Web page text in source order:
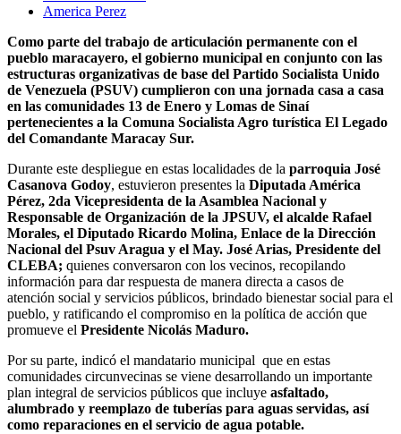
America Perez
Como parte del trabajo de articulación permanente con el
pueblo maracayero, el gobierno municipal en conjunto con las
estructuras organizativas de base del Partido Socialista Unido
de Venezuela (PSUV) cumplieron con una jornada casa a casa
en las comunidades 13 de Enero y Lomas de Sinaí
pertenecientes a la Comuna Socialista Agro turística El Legado
del Comandante Maracay Sur.
Durante este despliegue en estas localidades de la parroquia José
Casanova Godoy, estuvieron presentes la Diputada América
Pérez, 2da Vicepresidenta de la Asamblea Nacional y
Responsable de Organización de la JPSUV, el alcalde Rafael
Morales, el Diputado Ricardo Molina, Enlace de la Dirección
Nacional del Psuv Aragua y el May. José Arias, Presidente del
CLEBA; quienes conversaron con los vecinos, recopilando
información para dar respuesta de manera directa a casos de
atención social y servicios públicos, brindado bienestar social para el
pueblo, y ratificando el compromiso en la política de acción que
promueve el Presidente Nicolás Maduro.
Por su parte, indicó el mandatario municipal que en estas
comunidades circunvecinas se viene desarrollando un importante
plan integral de servicios públicos que incluye asfaltado,
alumbrado y reemplazo de tuberías para aguas servidas, así
como reparaciones en el servicio de agua potable.